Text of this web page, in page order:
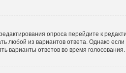
опроса перейдите к
любой из вариантов ответа. Однако если
варианты ответов во время голосования.